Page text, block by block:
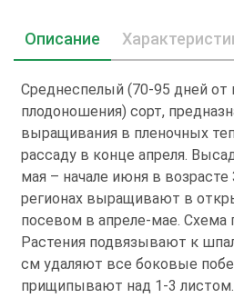
Описание
Среднеспелый (70-95 дней от
плодоношения) сорт,
выращивания в пленочных
рассаду в конце апреля.
мая – начале июня в
регионах выращивают в
посевом в апреле-мае. Схема
Растения подвязывают к
см удаляют все боковые
прищипывают над 1-3